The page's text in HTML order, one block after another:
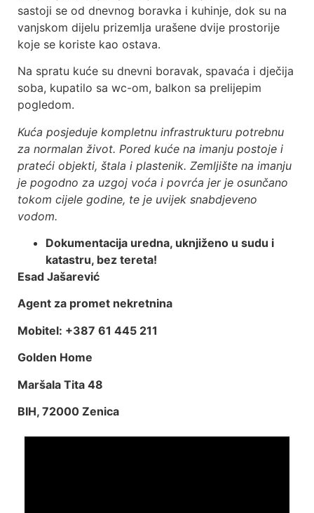
sastoji se od dnevnog boravka i kuhinje, dok su na
vanjskom dijelu prizemlja urašene dvije prostorije
koje se koriste kao ostava.
Na spratu kuće su dnevni boravak, spavaća i dječija
soba, kupatilo sa wc-om, balkon sa prelijepim
pogledom.
Kuća posjeduje kompletnu infrastrukturu potrebnu
za normalan život. Pored kuće na imanju postoje i
prateći objekti, štala i plastenik. Zemljište na imanju
je pogodno za uzgoj voća i povrća jer je osunčano
tokom cijele godine, te je uvijek snabdjeveno
vodom.
Dokumentacija uredna, uknjiženo u sudu i
katastru, bez tereta!
Esad Jašarević
Agent za promet nekretnina
Mobitel: +387 61 445 211
Golden Home
Maršala Tita 48
BIH, 72000 Zenica